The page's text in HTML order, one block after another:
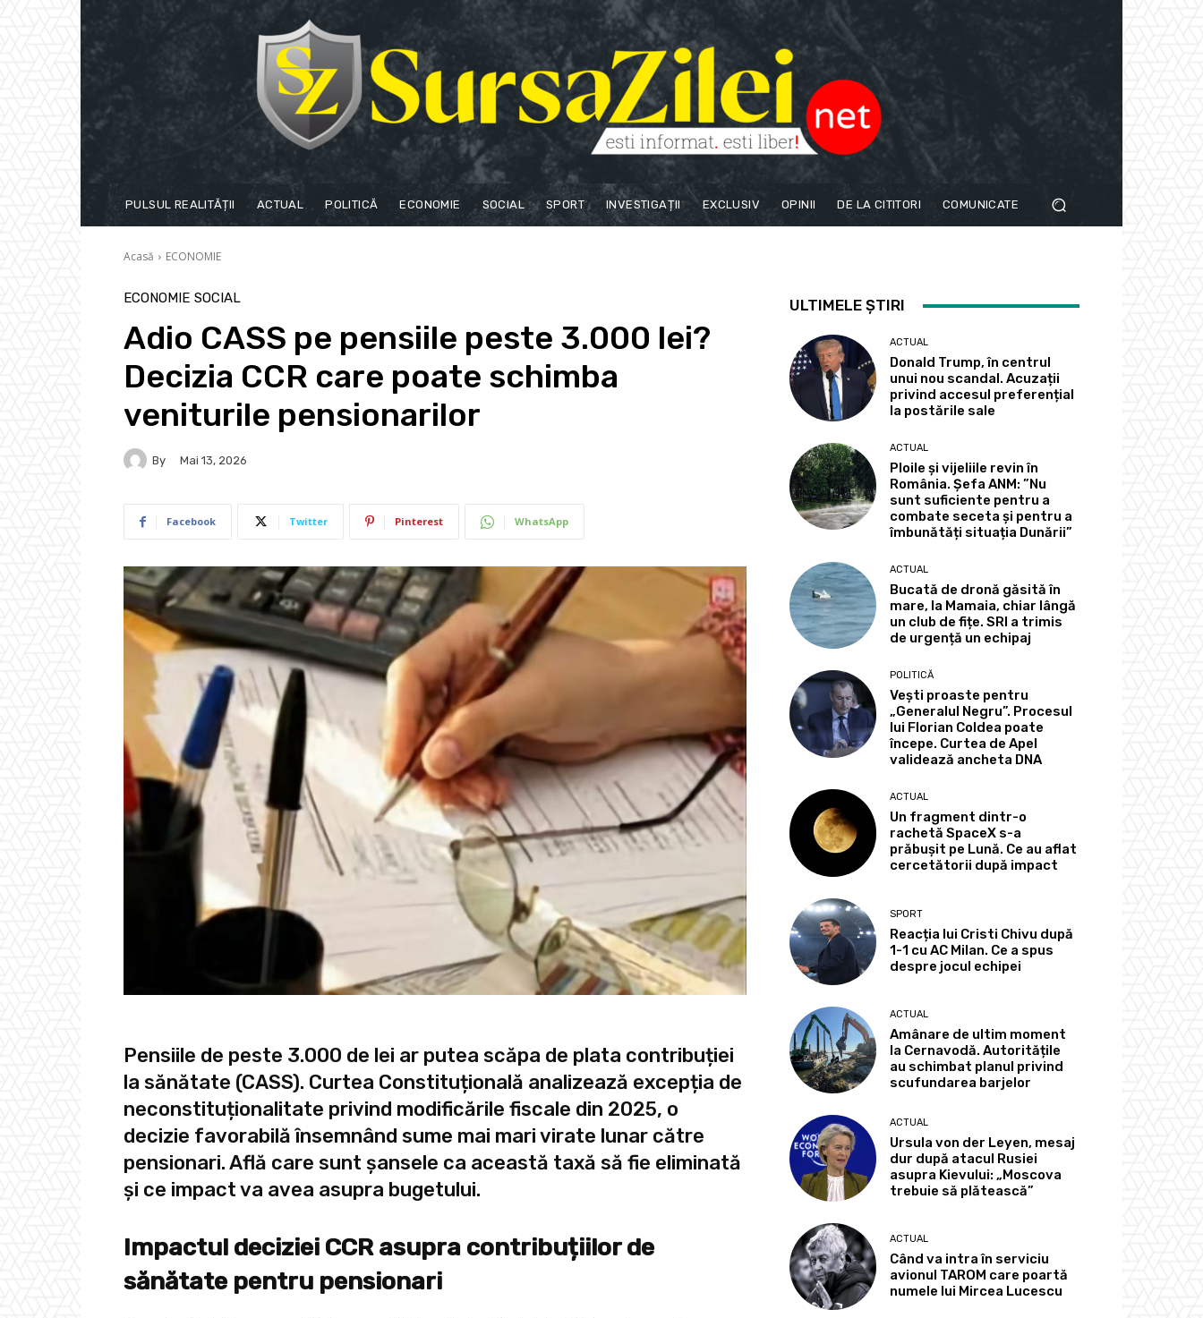
PULSUL REALITĂȚII ACTUAL POLITICĂ ECONOMIE SOCIAL SPORT INVESTIGAȚII EXCLUSIV OPINII DE LA CITITORI COMUNICATE
Acasă ECONOMIE
ECONOMIE SOCIAL
Adio CASS pe pensiile peste 3.000 lei?
Decizia CCR care poate schimba
veniturile pensionarilor
By Mai 13, 2026
Facebook Twitter Pinterest WhatsApp
Pensiile de peste 3.000 de lei ar putea scăpa de plata contribuției
la sănătate (CASS). Curtea Constituțională analizează excepția de
neconstituționalitate privind modificările fiscale din 2025, o
decizie favorabilă însemnând sume mai mari virate lunar către
pensionari. Află care sunt șansele ca această taxă să fie eliminată
și ce impact va avea asupra bugetului.
Impactul deciziei CCR asupra contribuțiilor de
sănătate pentru pensionari
ULTIMELE ȘTIRI
ACTUAL
Donald Trump, în centrul
unui nou scandal. Acuzații
privind accesul preferențial
la postările sale
ACTUAL
Ploile și vijeliile revin în
România. Șefa ANM: ”Nu
sunt suficiente pentru a
combate seceta și pentru a
îmbunătăți situația Dunării”
ACTUAL
Bucată de dronă găsită în
mare, la Mamaia, chiar lângă
un club de fițe. SRI a trimis
de urgență un echipaj
POLITICĂ
Vești proaste pentru
„Generalul Negru”. Procesul
lui Florian Coldea poate
începe. Curtea de Apel
validează ancheta DNA
ACTUAL
Un fragment dintr-o
rachetă SpaceX s-a
prăbușit pe Lună. Ce au aflat
cercetătorii după impact
SPORT
Reacția lui Cristi Chivu după
1-1 cu AC Milan. Ce a spus
despre jocul echipei
ACTUAL
Amânare de ultim moment
la Cernavodă. Autoritățile
au schimbat planul privind
scufundarea barjelor
ACTUAL
Ursula von der Leyen, mesaj
dur după atacul Rusiei
asupra Kievului: „Moscova
trebuie să plătească”
ACTUAL
Când va intra în serviciu
avionul TAROM care poartă
numele lui Mircea Lucescu